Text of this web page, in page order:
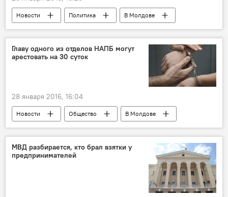
Новости Политика
В Молдове
Республика Молдова
Андриан Канду
требования
оппозиция
протест
Главу одного из отделов НАПБ могут
арестовать на 30 суток
28 января 2016, 16:04
Новости Общество
В Молдове
Республика Молдова
Национальное агентство продовольственной безопасности
суд
предварительный арест
МВД разбирается, кто брал взятки у
предпринимателей